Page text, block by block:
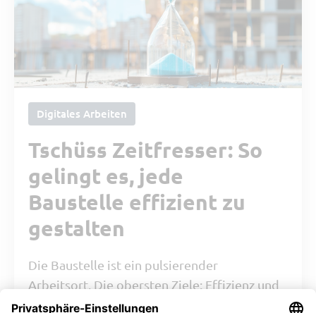
Digitales Arbeiten
Tschüss Zeitfresser: So
gelingt es, jede
Baustelle effizient zu
gestalten
Die Baustelle ist ein pulsierender
Arbeitsort. Die obersten Ziele: Effizienz und
Sicherheit. Dennoch schleichen sich immer